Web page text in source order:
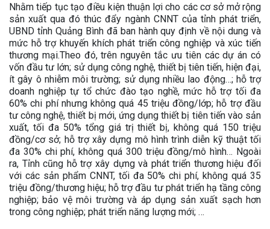
Nhằm tiếp tục tạo điều kiện thuận lợi cho các cơ sở mở rộng
sản xuất qua đó thúc đẩy ngành CNNT của tỉnh phát triển,
UBND tỉnh Quảng Bình đã ban hành quy định về nội dung và
mức hỗ trợ khuyến khích phát triển công nghiệp và xúc tiến
thương mại.Theo đó, trên nguyên tắc ưu tiên các dự án có
vốn đầu tư lớn; sử dụng công nghệ, thiết bị tiên tiến, hiện đại,
ít gây ô nhiễm môi trường; sử dụng nhiều lao động…; hỗ trợ
doanh nghiệp tự tổ chức đào tạo nghề, mức hỗ trợ tối đa
60% chi phí nhưng không quá 45 triệu đồng/lớp; hỗ trợ đầu
tư công nghệ, thiết bị mới, ứng dụng thiết bị tiên tiến vào sản
xuất, tối đa 50% tổng giá trị thiết bị, không quá 150 triệu
đồng/cơ sở; hỗ trợ xây dựng mô hình trình diễn kỹ thuật tối
đa 30% chi phí, không quá 300 triệu đồng/mô hình… Ngoài
ra, Tỉnh cũng hỗ trợ xây dựng và phát triển thương hiệu đối
với các sản phẩm CNNT, tối đa 50% chi phí, không quá 35
triệu đồng/thương hiệu; hỗ trợ đầu tư phát triển hạ tầng công
nghiệp; bảo vệ môi trường và áp dụng sản xuất sạch hơn
trong công nghiệp; phát triển năng lượng mới; …